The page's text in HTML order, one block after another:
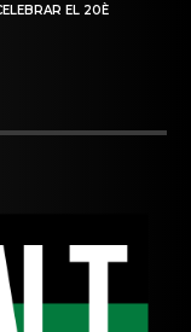
EL 20È